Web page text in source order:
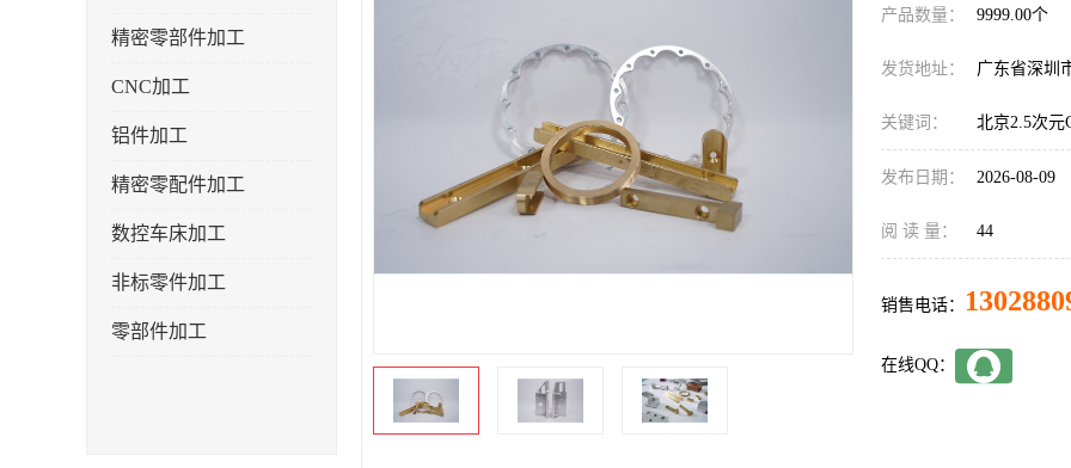
精密零部件加工
CNC加工
铝件加工
精密零配件加工
数控车床加工
非标零件加工
零部件加工
产品数量： 9999.00个
发货地址： 广东省深圳
关键词： 北京2.5次元
发布日期： 2026-08-09
阅 读 量： 44
销售电话：
在线QQ：